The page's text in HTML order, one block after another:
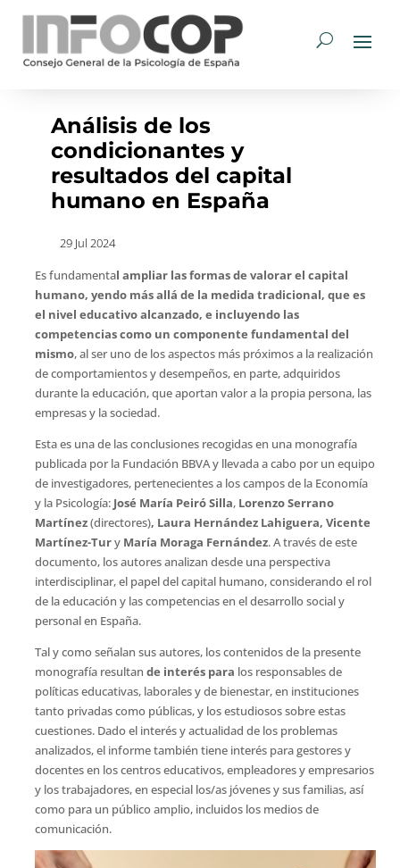
Análisis de los
condicionantes y
resultados del capital
humano en España
29 Jul 2024
Es fundamental ampliar las formas de valorar el capital
humano, yendo más allá de la medida tradicional, que es
el nivel educativo alcanzado, e incluyendo las
competencias como un componente fundamental del
mismo, al ser uno de los aspectos más próximos a la realización
de comportamientos y desempeños, en parte, adquiridos
durante la educación, que aportan valor a la propia persona, las
empresas y la sociedad.
Esta es una de las conclusiones recogidas en una monografía
publicada por la Fundación BBVA y llevada a cabo por un equipo
de investigadores, pertenecientes a los campos de la Economía
y la Psicología: José María Peiró Silla, Lorenzo Serrano
Martínez(directores), Laura Hernández Lahiguera, Vicente
Martínez-Tury María Moraga Fernández. A través de este
documento, los autores analizan desde una perspectiva
interdisciplinar, el papel del capital humano, considerando el rol
de la educación y las competencias en el desarrollo social y
personal en España.
Tal y como señalan sus autores, los contenidos de la presente
monografía resultan de interés para los responsables de
políticas educativas, laborales y de bienestar, en instituciones
tanto privadas como públicas, y los estudiosos sobre estas
cuestiones. Dado el interés y actualidad de los problemas
analizados, el informe también tiene interés para gestores y
docentes en los centros educativos, empleadores y empresarios
y los trabajadores, en especial los/as jóvenes y sus familias, así
como para un público amplio, incluidos los medios de
comunicación.